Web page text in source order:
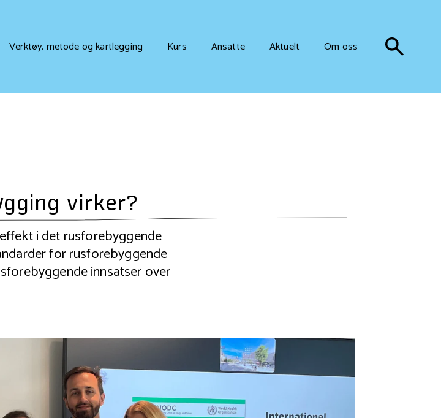
Verktøy, metode og kartlegging Kurs Ansatte Aktuelt Om oss
virker?
i det rusforebyggende
for rusforebyggende
innsatser over